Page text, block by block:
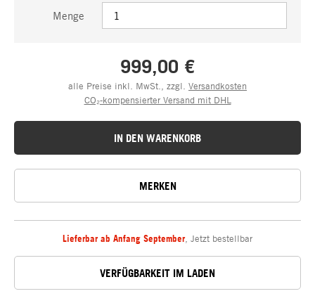
Menge
999,00 €
alle Preise inkl. MwSt., zzgl. Versandkosten
CO₂-kompensierter Versand mit DHL
IN DEN WARENKORB
MERKEN
Lieferbar ab Anfang September, Jetzt bestellbar
VERFÜGBARKEIT IM LADEN